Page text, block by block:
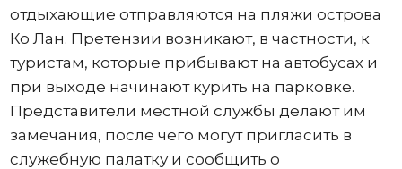
отдыхающие отправляются на пляжи острова
Ко Лан. Претензии возникают, в частности, к
туристам, которые прибывают на автобусах и
при выходе начинают курить на парковке.
Представители местной службы делают им
замечания, после чего могут пригласить в
служебную палатку и сообщить о